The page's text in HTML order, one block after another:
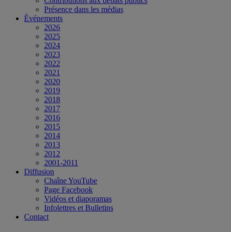
Présence dans les médias
Événements
2026
2025
2024
2023
2022
2021
2020
2019
2018
2017
2016
2015
2014
2013
2012
2001-2011
Diffusion
Chaîne YouTube
Page Facebook
Vidéos et diaporamas
Infolettres et Bulletins
Contact